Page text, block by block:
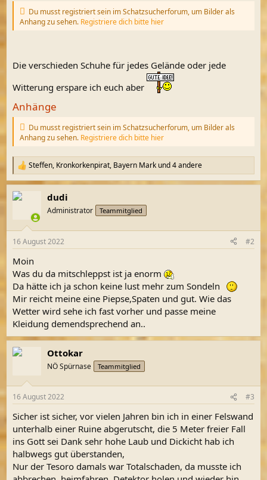
Du musst registriert sein im Schatzsucherforum, um Bilder als
Anhang zu sehen. Registriere dich bitte hier
Die verschieden Schuhe für jedes Gelände oder jede
Witterung erspare ich euch aber
Anhänge
Du musst registriert sein im Schatzsucherforum, um Bilder als
Anhang zu sehen. Registriere dich bitte hier
R
e
a
k
e
:
Steffen, Kronkorkenpirat, Bayern Mark und 4 andere
dudi
Administrator Teammitglied
16 August 2022 #2
Moin
Was du da mitschleppst ist ja enorm
Da hätte ich ja schon keine lust mehr zum Sondeln
Mir reicht meine eine Piepse,Spaten und gut. Wie das
Wetter wird sehe ich fast vorher und passe meine
Kleidung demendsprechend an..
Ottokar
NÖ Spürnase Teammitglied
16 August 2022 #3
Sicher ist sicher, vor vielen Jahren bin ich in einer Felswand
unterhalb einer Ruine abgerutscht, die 5 Meter freier Fall
ins Gott sei Dank sehr hohe Laub und Dickicht hab ich
halbwegs gut überstanden,
Nur der Tesoro damals war Totalschaden, da musste ich